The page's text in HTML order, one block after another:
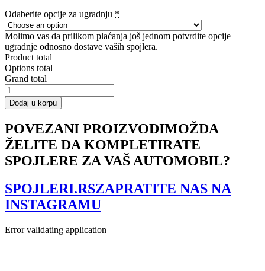
Odaberite opcije za ugradnju *
Molimo vas da prilikom plaćanja još jednom potvrdite opcije
ugradnje odnosno dostave vaših spojlera.
Product total
Options total
Grand total
FRONT
SPLITTER
PEUGEOT
PREFACE
MODEL
količina
Dodaj u korpu
POVEZANI PROIZVODIMOŽDA
ŽELITE DA KOMPLETIRATE
SPOJLERE ZA VAŠ AUTOMOBIL?
SPOJLERI.RSZAPRATITE NAS NA
INSTAGRAMU
Error validating application